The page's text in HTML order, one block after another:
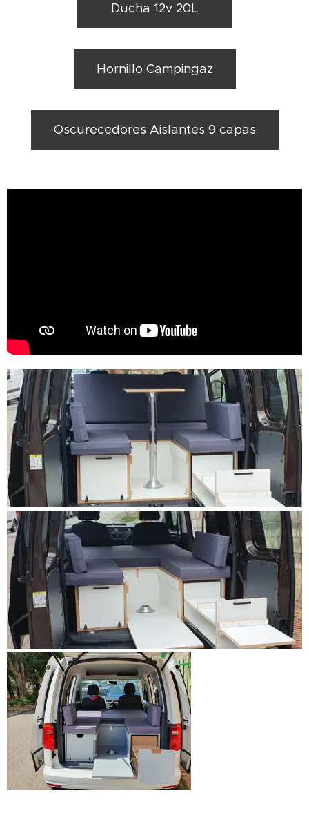
Ducha 12v 20L
Hornillo Campingaz
Oscurecedores Aislantes 9 capas